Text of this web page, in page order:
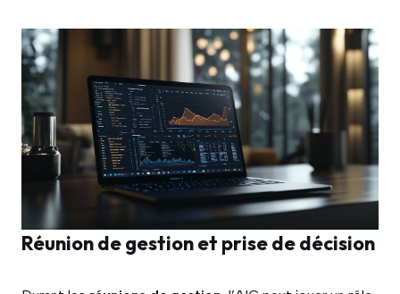
Réunion de gestion et prise de décision